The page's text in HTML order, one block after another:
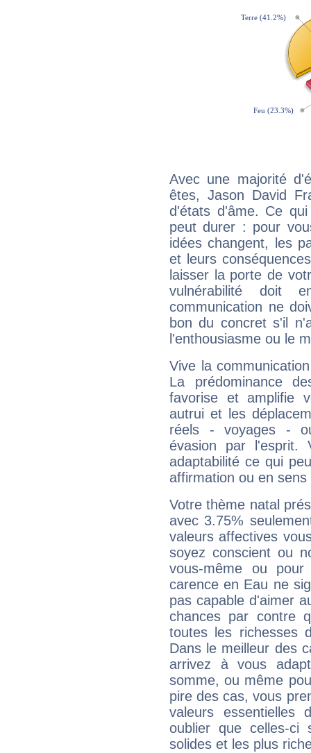
Avec une majorité
êtes, Jason David
d'états d'âme. Ce
peut durer : pour
idées changent, les
et leurs
laisser la porte de
vulnérabilité doit
communication ne
bon du concret s'il
l'enthousiasme ou le
Vive la
La prédominance
favorise et amplifie
autrui et les
réels - voyages -
évasion par l'esprit.
adaptabilité ce qui
affirmation ou en
Votre thème natal
avec 3.75%
valeurs affectives
soyez conscient ou
vous-même ou
carence en Eau ne
pas capable d'aimer
chances par contre
toutes les richesses
Dans le meilleur des
arrivez à vous
somme, ou même
pire des cas, vous
valeurs
oublier que celles-
solides et les plus